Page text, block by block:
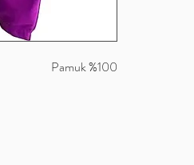
%100 Pamuk